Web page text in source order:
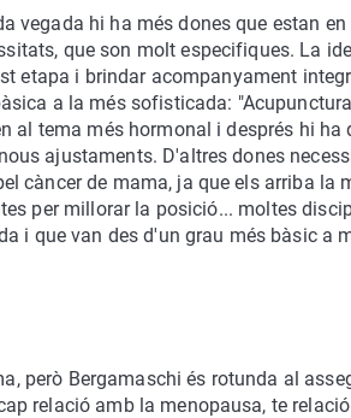
vegada hi ha més dones que estan
que son molt especifiques. La
etapa i brindar acompanyament
a la més sofisticada:
al tema més hormonal i després hi ha
ajustaments. D'altres dones
càncer de mama, ja que els arriba la
per millorar la posició... moltes
i que van des d'un grau més bàsic a
però Bergamaschi és rotunda al
relació amb la menopausa, te